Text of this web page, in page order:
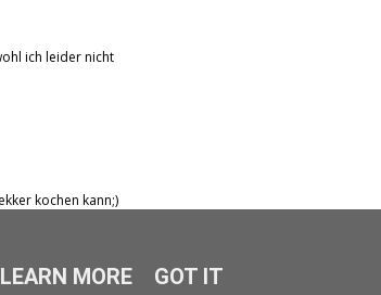
ich leider nicht
kochen kann;)
LEARN MORE GOT IT